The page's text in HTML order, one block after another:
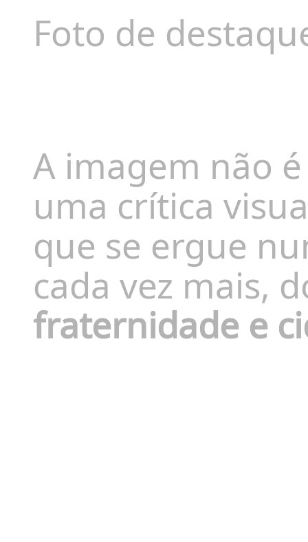
Foto de
A imagem não
uma crítica
que se ergue
cada vez mais,
fraternidade e